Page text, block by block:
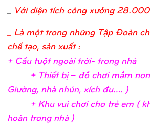
Với diện tích công xưởng
_ Là một trong những Tập Đoàn
chế tạo, sản xuất :
+ Cầu tuột ngoài trời- trong nhà
+ Thiết bị– đồchơi mầm
Giường, nhà nhún, xích đu…. )
+ Khu vui chơi cho trẻem (
hoàn trong nhà )